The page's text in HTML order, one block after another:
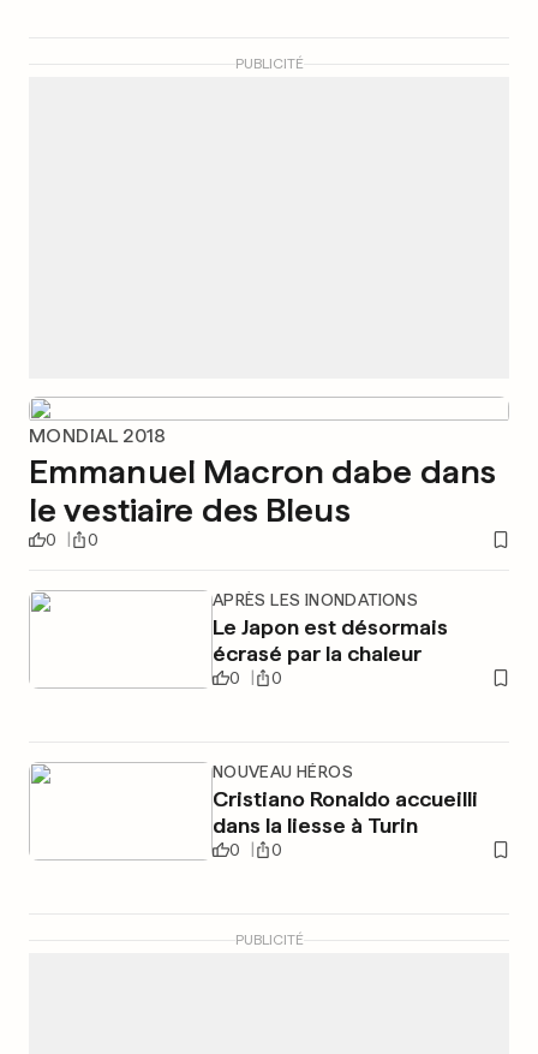
PUBLICITÉ
MONDIAL 2018
Emmanuel Macron dabe dans
le vestiaire des Bleus
0 0
APRÈS LES INONDATIONS
Le Japon est désormais
écrasé par la chaleur
0 0
NOUVEAU HÉROS
Cristiano Ronaldo accueilli
dans la liesse à Turin
0 0
PUBLICITÉ